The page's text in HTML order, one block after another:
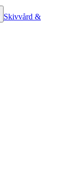
Skivvård &